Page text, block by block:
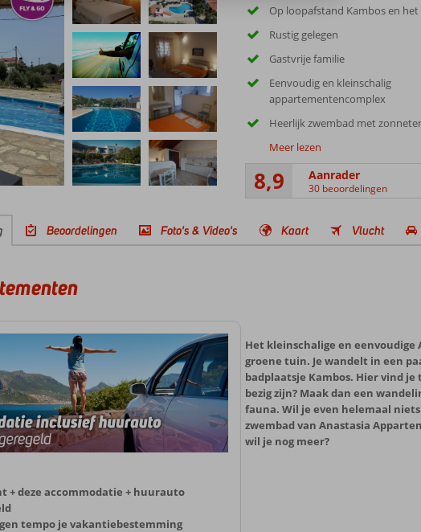
Op loopafstand Kambos en
Rustig gelegen
Gastvrije familie
Eenvoudig en kleinschalig
appartementencomplex
Heerlijk zwembad met
Meer lezen
8,9 Aanrader
30 beoordelingen
Beoordelingen Foto's & Video's Kaart Vlucht
+ deze accommodatie + huurauto
tempo je vakantiebestemming
Het kleinschalige en
groene tuin. Je wandelt in een
badplaatsje Kambos. Hier vind
bezig zijn? Maak dan een
fauna. Wil je even helemaal
zwembad van Anastasia
wil je nog meer?